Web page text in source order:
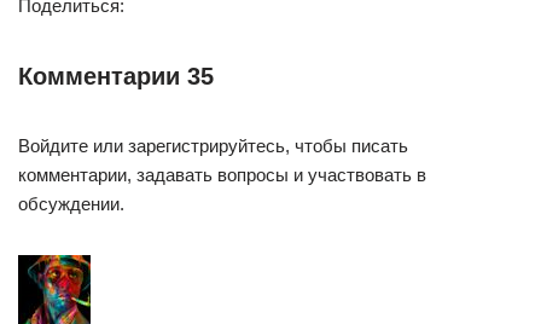
Поделиться:
Комментарии 35
Войдите или зарегистрируйтесь, чтобы писать
комментарии, задавать вопросы и участвовать в
обсуждении.